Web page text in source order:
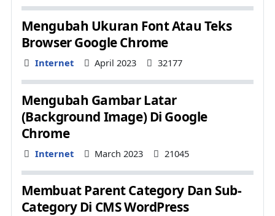
Mengubah Ukuran Font Atau Teks
Browser Google Chrome
Details
Internet April 2023 32177
Mengubah Gambar Latar
(Background Image) Di Google
Chrome
Details
Internet March 2023 21045
Membuat Parent Category Dan Sub-
Category Di CMS WordPress